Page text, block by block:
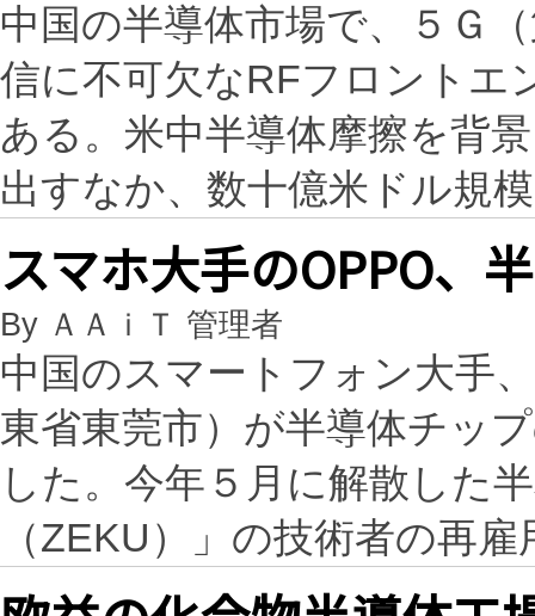
中国の半導体市場で、５Ｇ
信に不可欠なRFフロントエ
ある。米中半導体摩擦を背
出すなか、数十億米ドル規
スマホ大手のOPPO、
By ＡＡｉＴ 管理者
中国のスマートフォン大手
東省東莞市）が半導体チッ
した。今年５月に解散した
（ZEKU）」の技術者の再